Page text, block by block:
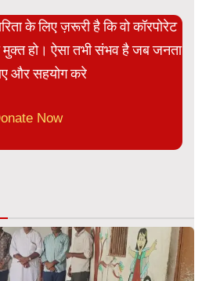
के लिए ज़रूरी है कि वो कॉरपोरेट
हो। ऐसा तभी संभव है जब जनता
और सहयोग करे
Now